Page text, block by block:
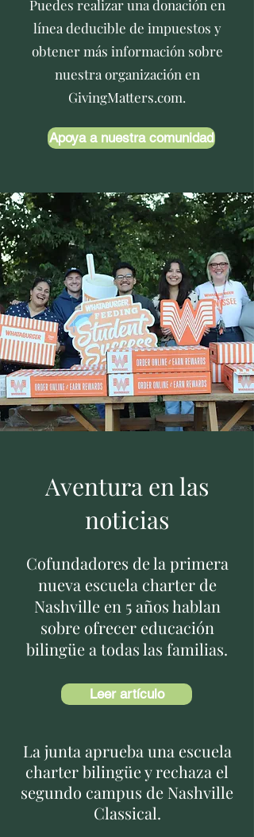
Puedes realizar una donación en
línea deducible de impuestos y
obtener más información sobre
nuestra organización en
GivingMatters.com.
Apoya a nuestra comunidad
Aventura en las
noticias
Cofundadores de la primera
nueva escuela charter de
Nashville en 5 años hablan
sobre ofrecer educación
bilingüe a todas las familias.
Leer artículo
La junta aprueba una escuela
charter bilingüe y rechaza el
segundo campus de Nashville
Classical.